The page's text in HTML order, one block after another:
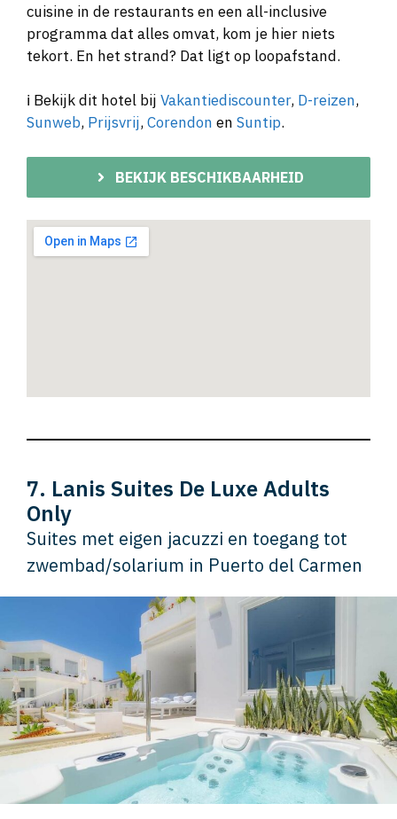
cuisine in de restaurants en een all-inclusive
programma dat alles omvat, kom je hier niets
tekort. En het strand? Dat ligt op loopafstand.
ℹ️ Bekijk dit hotel bij Vakantiediscounter, D-reizen,
Sunweb, Prijsvrij,Corendon en Suntip.
BEKIJK BESCHIKBAARHEID
7. Lanis Suites De Luxe Adults
Only
Suites met eigen jacuzzi en toegang tot
zwembad/solarium in Puerto del Carmen